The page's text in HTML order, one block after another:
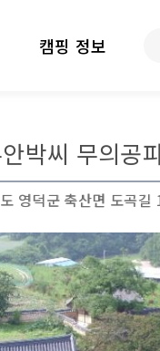
캠핑 정보
박씨 무의공
영덕군 축산면 도곡길